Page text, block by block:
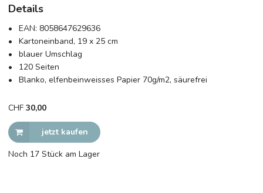
Details
EAN: 8058647629636
Kartoneinband, 19 x 25 cm
blauer Umschlag
120 Seiten
Blanko, elfenbeinweisses Papier 70g/m2, säurefrei
CHF 30,00
jetzt kaufen
Noch 17 Stück am Lager